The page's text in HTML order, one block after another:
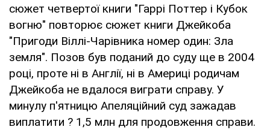
сюжет четвертої книги "Гаррі Поттер і Кубок
вогню" повторює сюжет книги Джейкоба
"Пригоди Віллі-Чарівника номер один: Зла
земля". Позов був поданий до суду ще в 2004
році, проте ні в Англії, ні в Америці родичам
Джейкоба не вдалося виграти справу. У
минулу п'ятницю Апеляційний суд зажадав
виплатити ? 1,5 млн для продовження справи.